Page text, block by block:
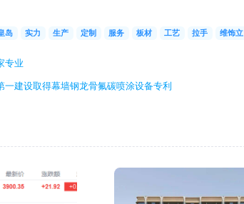
岛 实力 生产 定制 服务 板材 工艺 拉手 维饰立
专业
一建设取得幕墙钢龙骨氟碳喷涂设备专利